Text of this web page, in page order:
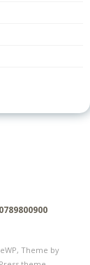
0789800900
Theme by